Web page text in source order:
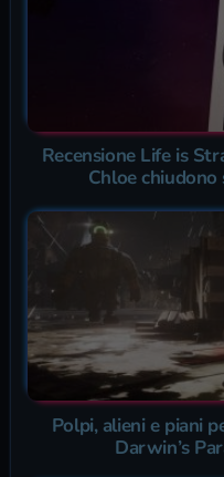
Recensione Life is
Chloe
Polpi, alieni e piani
Darwin’s